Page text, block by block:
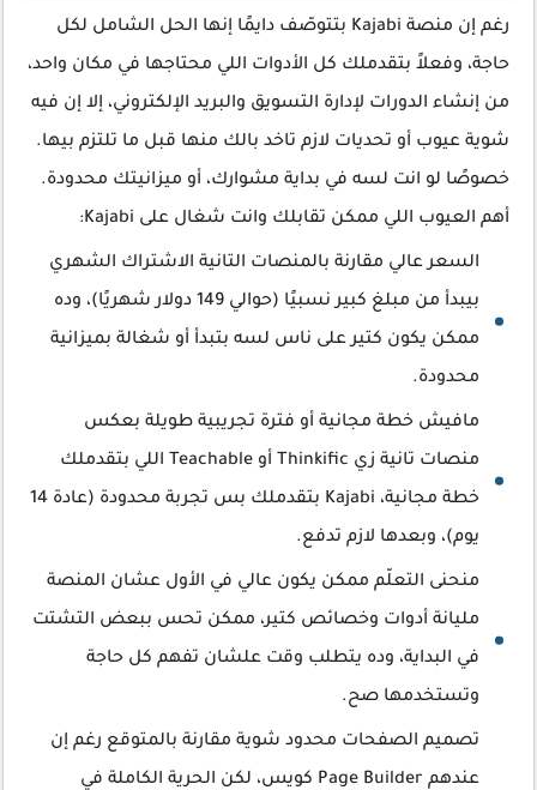
رغم إن منصة Kajabi بتتوصّف دايمًا إنها الحل الشامل لكل
حاجة، وفعلاً بتقدملك كل الأدوات اللي محتاجها في مكان واحد،
من إنشاء الدورات لإدارة التسويق والبريد الإلكتروني، إلا إن فيه
شوية عيوب أو تحديات لازم تاخد بالك منها قبل ما تلتزم بيها.
خصوصًا لو انت لسه في بداية مشوارك، أو ميزانيتك محدودة.
أهم العيوب اللي ممكن تقابلك وانت شغال على Kajabi:
السعر عالي مقارنة بالمنصات التانية الاشتراك الشهري
بيبدأ من مبلغ كبير نسبيًا (حوالي 149 دولار شهريًا)، وده
ممكن يكون كتير على ناس لسه بتبدأ أو شغالة بميزانية
محدودة.
مافيش خطة مجانية أو فترة تجريبية طويلة بعكس
منصات تانية زي Thinkific أو Teachable اللي بتقدملك
خطة مجانية، Kajabi بتقدملك بس تجربة محدودة (عادة 14
يوم)، وبعدها لازم تدفع.
منحنى التعلّم ممكن يكون عالي في الأول عشان المنصة
مليانة أدوات وخصائص كتير، ممكن تحس ببعض التشتت
في البداية، وده يتطلب وقت علشان تفهم كل حاجة
وتستخدمها صح.
تصميم الصفحات محدود شوية مقارنة بالمتوقع رغم إن
عندهم Page Builder كويس، لكن الحرية الكاملة في